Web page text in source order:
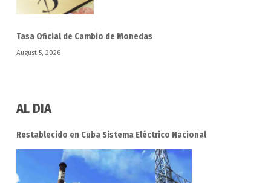
Tasa Oficial de Cambio de Monedas
August 5, 2026
AL DIA
Restablecido en Cuba Sistema Eléctrico Nacional